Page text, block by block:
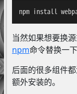
npm install
当然如果想要换
npm命令替换一下
后面的很多组件
额外安装的。